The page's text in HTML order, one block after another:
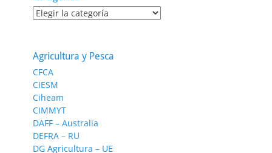
Categorías
Agricultura y Pesca
CFCA
CIESM
Ciheam
CIMMYT
DAFF – Australia
DEFRA – RU
DG Agricultura – UE